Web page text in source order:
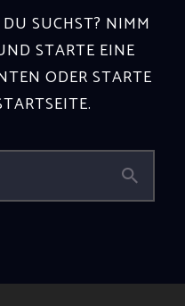
SUCHST? NIMM
STARTE EINE
ODER STARTE
.